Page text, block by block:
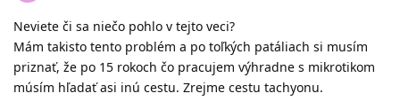
Neviete či sa niečo pohlo v tejto veci?
Mám takisto tento problém a po toľkých patáliach si musím
priznať, že po 15 rokoch čo pracujem výhradne s mikrotikom
músím hľadať asi inú cestu. Zrejme cestu tachyonu.